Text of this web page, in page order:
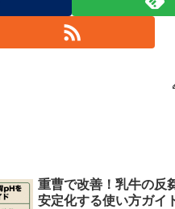
重曹で改善！乳牛の反
安定化する使い方ガイ